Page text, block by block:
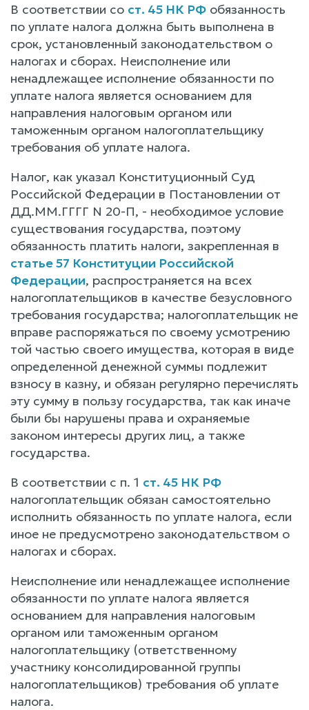
В соответствии со ст. 45 НК РФ обязанность
по уплате налога должна быть выполнена в
срок, установленный законодательством о
налогах и сборах. Неисполнение или
ненадлежащее исполнение обязанности по
уплате налога является основанием для
направления налоговым органом или
таможенным органом налогоплательщику
требования об уплате налога.
Налог, как указал Конституционный Суд
Российской Федерации в Постановлении от
ДД.ММ.ГГГГ N 20-П, - необходимое условие
существования государства, поэтому
обязанность платить налоги, закрепленная в
статье 57 Конституции Российской
Федерации, распространяется на всех
налогоплательщиков в качестве безусловного
требования государства; налогоплательщик не
вправе распоряжаться по своему усмотрению
той частью своего имущества, которая в виде
определенной денежной суммы подлежит
взносу в казну, и обязан регулярно перечислять
эту сумму в пользу государства, так как иначе
были бы нарушены права и охраняемые
законом интересы других лиц, а также
государства.
В соответствии с п. 1 ст. 45 НК РФ
налогоплательщик обязан самостоятельно
исполнить обязанность по уплате налога, если
иное не предусмотрено законодательством о
налогах и сборах.
Неисполнение или ненадлежащее исполнение
обязанности по уплате налога является
основанием для направления налоговым
органом или таможенным органом
налогоплательщику (ответственному
участнику консолидированной группы
налогоплательщиков) требования об уплате
налога.